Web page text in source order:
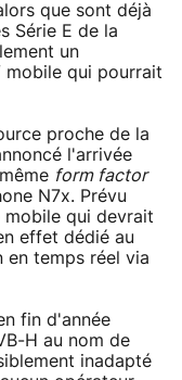
que sont déjà
Série E de la
un
mobile qui pourrait
proche de la
l'arrivée
form factor
N7x. Prévu
mobile qui devrait
effet dédié au
en temps réel via
fin d'année
H au nom de
inadapté